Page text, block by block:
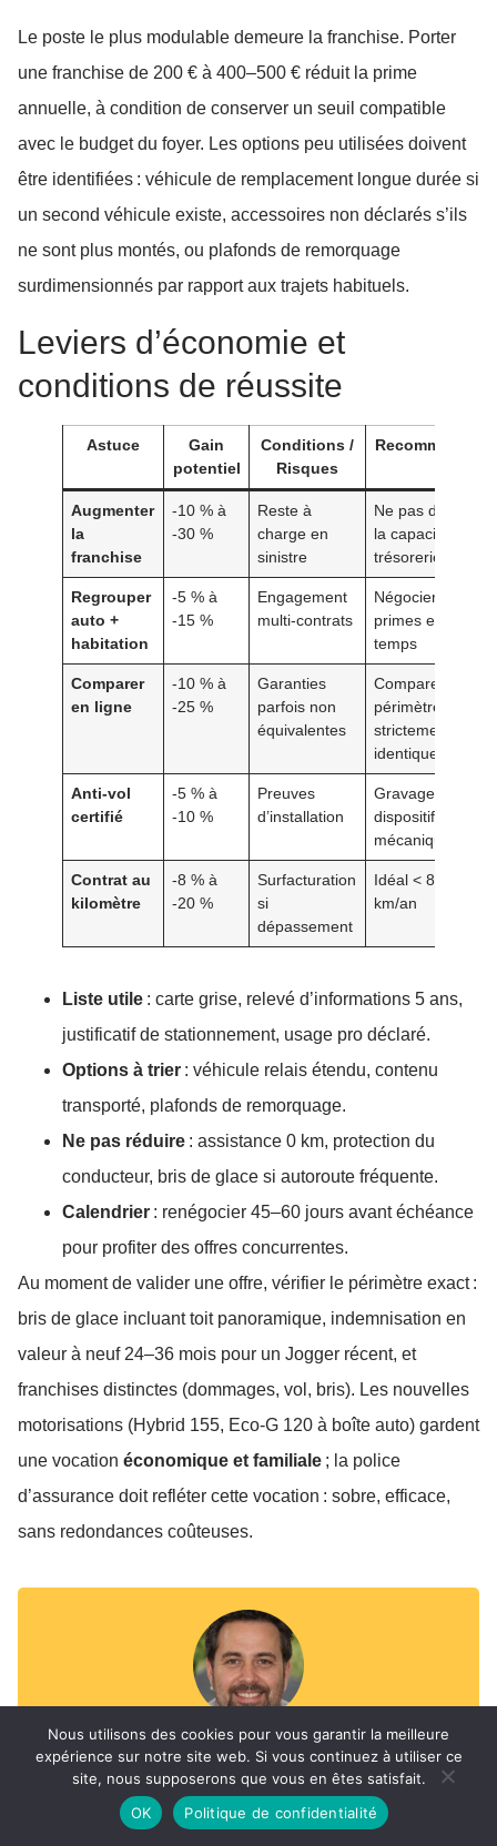
Le poste le plus modulable demeure la franchise. Porter
une franchise de 200 € à 400–500 € réduit la prime
annuelle, à condition de conserver un seuil compatible
avec le budget du foyer. Les options peu utilisées doivent
être identifiées : véhicule de remplacement longue durée si
un second véhicule existe, accessoires non déclarés s’ils
ne sont plus montés, ou plafonds de remorquage
surdimensionnés par rapport aux trajets habituels.
Leviers d’économie et
conditions de réussite
Astuce
Gain
potentiel
Conditions /
Risques
Augmenter
la
franchise
-10 % à
-30 %
Reste à
charge en
sinistre
Ne pas dépasser
la capacité de
trésorerie
Regrouper
auto +
habitation
-5 % à
-15 %
Engagement
multi-contrats
Négocier les
primes en même
temps
Comparer
en ligne
-10 % à
-25 %
Garanties
parfois non
équivalentes
Comparer à
périmètre
strictement
identique
Anti-vol
certifié
-5 % à
-10 %
Preuves
d’installation
Gravage +
dispositif
mécanique
Contrat au
kilomètre
-8 % à
-20 %
Surfacturation
si
dépassement
Idéal < 8 000
km/an
Liste utile : carte grise, relevé d’informations 5 ans,
justificatif de stationnement, usage pro déclaré.
Options à trier : véhicule relais étendu, contenu
transporté, plafonds de remorquage.
Ne pas réduire : assistance 0 km, protection du
conducteur, bris de glace si autoroute fréquente.
Calendrier : renégocier 45–60 jours avant échéance
pour profiter des offres concurrentes.
Au moment de valider une offre, vérifier le périmètre exact :
bris de glace incluant toit panoramique, indemnisation en
valeur à neuf 24–36 mois pour un Jogger récent, et
franchises distinctes (dommages, vol, bris). Les nouvelles
motorisations (Hybrid 155, Eco-G 120 à boîte auto) gardent
une vocation économique et familiale ; la police
d’assurance doit refléter cette vocation : sobre, efficace,
sans redondances coûteuses.
Thomas Leroux
Âgé de 43 ans, passionné par le secteur de
Nous utilisons des cookies pour vous garantir la meilleure
expérience sur notre site web. Si vous continuez à utiliser ce
site, nous supposerons que vous en êtes satisfait.
OK
Politique de confidentialité